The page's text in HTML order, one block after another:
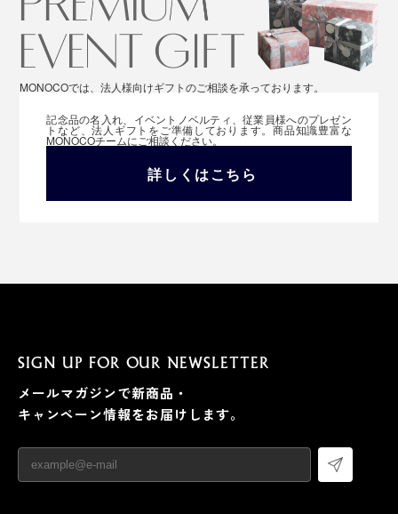
MONOCOでは、法人様向けギフトのご相談を承っております。
記念品の名入れ、イベントノベルティ、従業員様へのプレゼン
トなど、法人ギフトをご準備しております。商品知識豊富な
MONOCOチームにご相談ください。
詳しくはこちら
SIGN UP FOR OUR NEWSLETTER
メールマガジンで新商品・
キャンペーン情報をお届けします。